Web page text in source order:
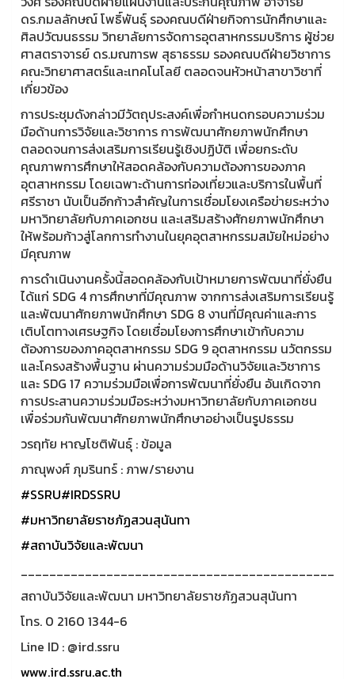
ดร.กมลลักษณ์ โพธิ์พันธุ์ รองคณบดีฝ่ายกิจการนักศึกษาและ
ศิลปวัฒนธรรม วิทยาลัยการจัดการอุตสาหกรรมบริการ ผู้ช่วย
ศาสตราจารย์ ดร.มณฑารพ สุธาธรรม รองคณบดีฝ่ายวิชาการ
คณะวิทยาศาสตร์และเทคโนโลยี ตลอดจนหัวหน้าสาขาวิชาที่
เกี่ยวข้อง
การประชุมดังกล่าวมีวัตถุประสงค์เพื่อกำหนดกรอบความร่วม
มือด้านการวิจัยและวิชาการ การพัฒนาศักยภาพนักศึกษา
ตลอดจนการส่งเสริมการเรียนรู้เชิงปฏิบัติ เพื่อยกระดับ
คุณภาพการศึกษาให้สอดคล้องกับความต้องการของภาค
อุตสาหกรรม โดยเฉพาะด้านการท่องเที่ยวและบริการในพื้นที่
ศรีราชา นับเป็นอีกก้าวสำคัญในการเชื่อมโยงเครือข่ายระหว่าง
มหาวิทยาลัยกับภาคเอกชน และเสริมสร้างศักยภาพนักศึกษา
ให้พร้อมก้าวสู่โลกการทำงานในยุคอุตสาหกรรมสมัยใหม่อย่าง
มีคุณภาพ
การดำเนินงานครั้งนี้สอดคล้องกับเป้าหมายการพัฒนาที่ยั่งยืน
ได้แก่ SDG 4 การศึกษาที่มีคุณภาพ จากการส่งเสริมการเรียนรู้
และพัฒนาศักยภาพนักศึกษา SDG 8 งานที่มีคุณค่าและการ
เติบโตทางเศรษฐกิจ โดยเชื่อมโยงการศึกษาเข้ากับความ
ต้องการของภาคอุตสาหกรรม SDG 9 อุตสาหกรรม นวัตกรรม
และโครงสร้างพื้นฐาน ผ่านความร่วมมือด้านวิจัยและวิชาการ
และ SDG 17 ความร่วมมือเพื่อการพัฒนาที่ยั่งยืน อันเกิดจาก
การประสานความร่วมมือระหว่างมหาวิทยาลัยกับภาคเอกชน
เพื่อร่วมกันพัฒนาศักยภาพนักศึกษาอย่างเป็นรูปธรรม
วรฤทัย หาญโชติพันธุ์ : ข้อมูล
ภาณุพงศ์ ภุมรินทร์ : ภาพ/รายงาน
#SSRU#IRDSSRU
#มหาวิทยาลัยราชภัฏสวนสุนันทา
#สถาบันวิจัยและพัฒนา
____________________________________________
สถาบันวิจัยและพัฒนา มหาวิทยาลัยราชภัฏสวนสุนันทา
โทร. 0 2160 1344-6
Line ID : @ird.ssru
www.ird.ssru.ac.th